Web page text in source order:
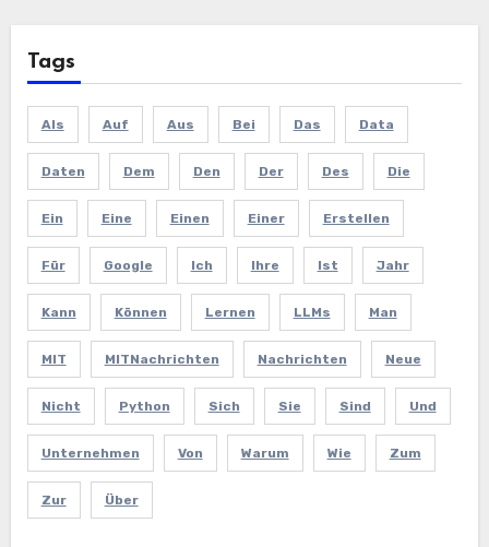
Tags
Als Auf Aus Bei Das Data
Daten Dem Den Der Des Die
Ein Eine Einen Einer Erstellen
Für Google Ich Ihre Ist Jahr
Kann Können Lernen LLMs Man
MIT MITNachrichten Nachrichten Neue
Nicht Python Sich Sie Sind Und
Unternehmen Von Warum Wie Zum
Zur Über